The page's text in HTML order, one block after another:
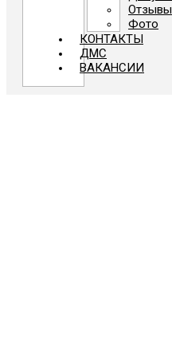
Отзывы
Фото
КОНТАКТЫ
ДМС
ВАКАНСИИ